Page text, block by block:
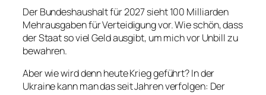
Der Bundeshaushalt für 2027 sieht 100 Milliarden
Mehrausgaben für Verteidigung vor. Wie schön, dass
der Staat so viel Geld ausgibt, um mich vor Unbill zu
bewahren.
Aber wie wird denn heute Krieg geführt? In der
Ukraine kann man das seit Jahren verfolgen: Der